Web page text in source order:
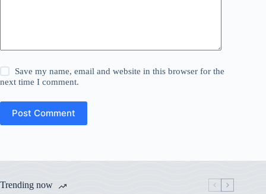
Save my name, email and website in this browser for the
next time I comment.
Post Comment
Trending now